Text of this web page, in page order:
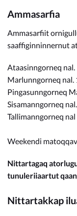
Ammasarfia
Ammasarfiit
saaffiginninnernut
Ataasinngorneq
Marlunngorneq nal.
Pingasunngorneq
Sisamanngorneq
Tallimanngorneq
Weekendi
Nittartagaq
tunuleriiaartut
Nittartakkap